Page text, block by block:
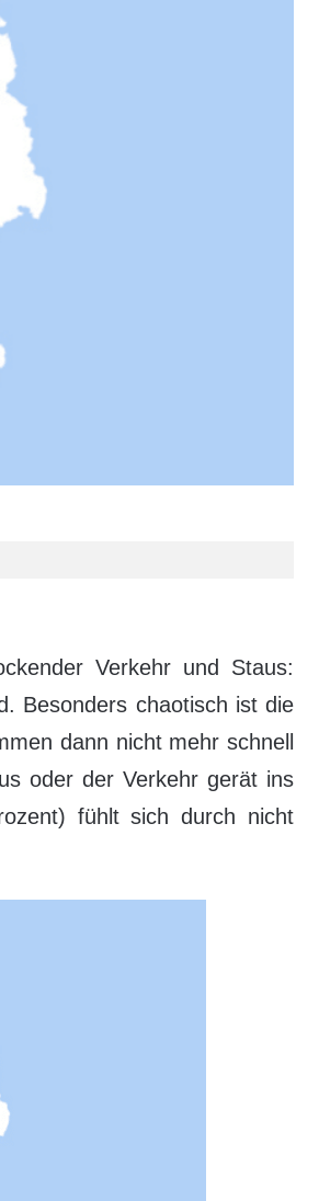
Verkehr und Staus:
Besonders chaotisch ist die
dann nicht mehr schnell
oder der Verkehr gerät ins
fühlt sich durch nicht